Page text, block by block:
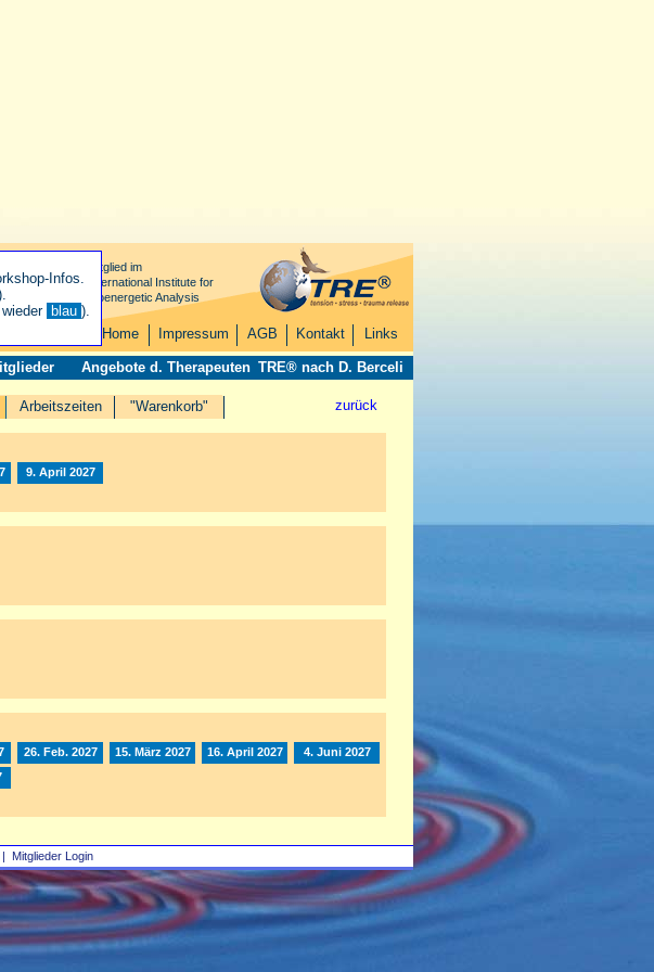
| Mitglieder Login
Mitglied im
International Institute for
Bioenergetic Analysis
Home Impressum AGB Kontakt Links
Angebote d. Therapeuten TRE® nach D. Berceli
zurück
Arbeitszeiten "Warenkorb"
9. April 2027
26. Feb. 2027 15. März 2027 16. April 2027
4. Juni 2027
Infos.
blau ).